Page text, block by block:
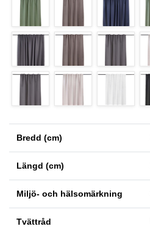
Bredd (cm)
Längd (cm)
Miljö- och hälsomärkning
Tvättråd